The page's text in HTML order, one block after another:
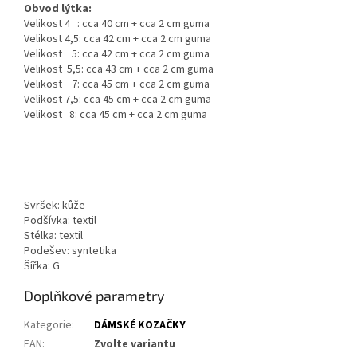
Obvod lýtka:
Velikost 4 : cca 40 cm + cca 2 cm guma
Velikost 4,5: cca 42 cm + cca 2 cm guma
Velikost 5: cca 42 cm + cca 2 cm guma
Velikost 5,5: cca 43 cm + cca 2 cm guma
Velikost 7: cca 45 cm + cca 2 cm guma
Velikost 7,5: cca 45 cm + cca 2 cm guma
Velikost 8: cca 45 cm + cca 2 cm guma
Svršek: kůže
Podšívka: textil
Stélka: textil
Podešev: syntetika
Šířka: G
Doplňkové parametry
Kategorie:
DÁMSKÉ KOZAČKY
EAN:
Zvolte variantu